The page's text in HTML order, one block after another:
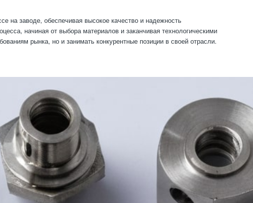
на заводе, обеспечивая высокое качество и надежность
начиная от выбора материалов и заканчивая технологическими
рынка, но и занимать конкурентные позиции в своей отрасли.